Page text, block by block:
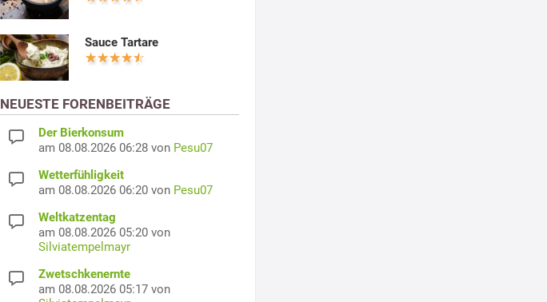
Sauce Tartare
NEUESTE FORENBEITRÄGE
Der Bierkonsum
am 08.08.2026 06:28 von Pesu07
Wetterfühligkeit
am 08.08.2026 06:20 von Pesu07
Weltkatzentag
am 08.08.2026 05:20 von
Silviatempelmayr
Zwetschkenernte
am 08.08.2026 05:17 von